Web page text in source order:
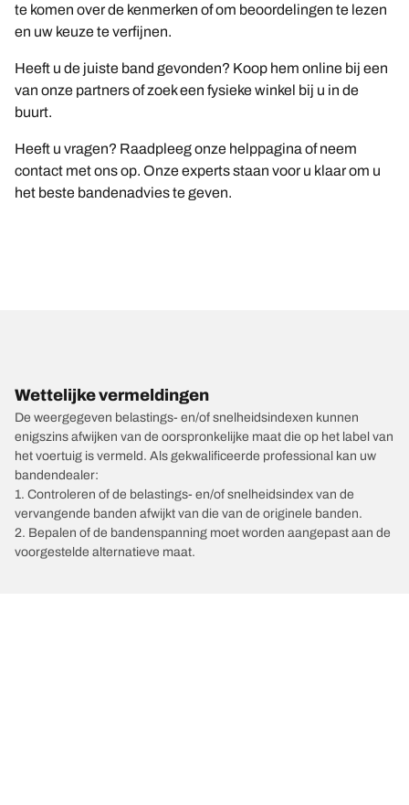
te komen over de kenmerken of om beoordelingen te lezen
en uw keuze te verfijnen.
Heeft u de juiste band gevonden? Koop hem online bij een
van onze partners of zoek een fysieke winkel bij u in de
buurt.
Heeft u vragen? Raadpleeg onze helppagina of neem
contact met ons op. Onze experts staan voor u klaar om u
het beste bandenadvies te geven.
Wettelijke vermeldingen
De weergegeven belastings- en/of snelheidsindexen kunnen
enigszins afwijken van de oorspronkelijke maat die op het label van
het voertuig is vermeld. Als gekwalificeerde professional kan uw
bandendealer:
1. Controleren of de belastings- en/of snelheidsindex van de
vervangende banden afwijkt van die van de originele banden.
2. Bepalen of de bandenspanning moet worden aangepast aan de
voorgestelde alternatieve maat.